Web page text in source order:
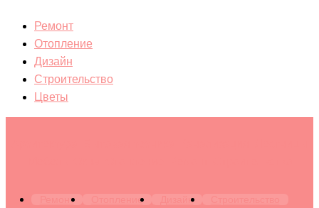
Ремонт
Отопление
Дизайн
Строительство
Цветы
Ремонт Отопление Дизайн